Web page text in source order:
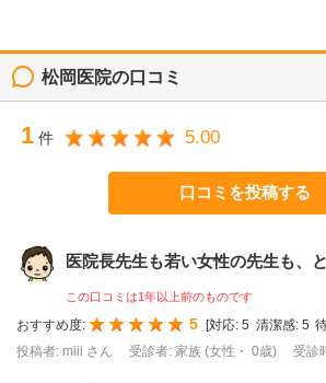
松岡医院の口コミ
1 件 5.00
口コミを投稿する
医院長先生も若い女性の先生も、
この口コミは1年以上前のものです
おすすめ度: 5 [対応: 5 清潔感: 5
投稿者: miii さん
受診者: 家族 (女性・ 0歳) 受診